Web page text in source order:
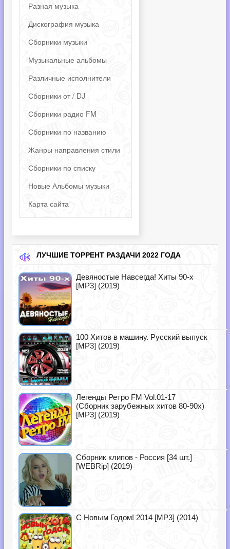
Разная музыка
Дискография музыка
Сборники музыки
Музыкальные альбомы
Различные исполнители
Сборники от / DJ
Сборники радио FM
Сборники по названию
Жанры направления стили
Сборники по списку
Новые Альбомы музыки
Карта сайта
ЛУЧШИЕ ТОРРЕНТ РАЗДАЧИ 2022 ГОДА
Девяностые Навсегда! Хиты 90-х
[MP3] (2019)
100 Хитов в машину. Русский выпуск
[MP3] (2019)
Легенды Ретро FM Vol.01-17
(Сборник зарубежных хитов 80-90х)
[MP3] (2019)
Сборник клипов - Россия [34 шт.]
[WEBRip] (2019)
С Новым Годом! 2014 [MP3] (2014)